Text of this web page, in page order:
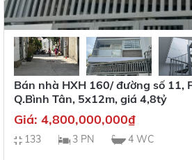
Bán nhà HXH 160/ đường số 11,
Q.Bình Tân, 5x12m, giá 4,8tỷ
Giá: 4,800,000,000₫
133 3 PN 4 WC